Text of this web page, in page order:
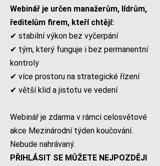
Webinář je určen manažerům, lídrům,
ředitelům firem, kteří chtějí:
✔ stabilní výkon bez vyčerpání
✔ tým, který funguje i bez permanentní
kontroly
✔ více prostoru na strategické řízení
✔ větší klid a jistotu ve vedení
Webinář je zdarma v rámci celosvětové
akce Mezinárodní týden koučování.
Nebude nahrávaný.
PŘIHLÁSIT SE MŮŽETE NEJPOZDĚJI